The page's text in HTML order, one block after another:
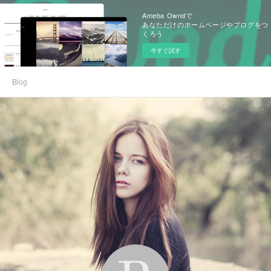
Ameba Owndで
あなただけのホームページやブログをつ
くろう
今すぐ試す
Blog